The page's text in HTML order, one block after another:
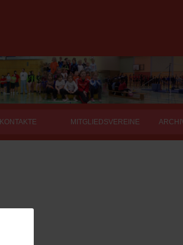
KONTAKTE MITGLIEDSVEREINE